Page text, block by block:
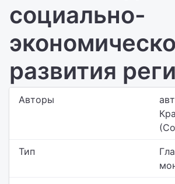
социально-
развития
Авторы
Тип